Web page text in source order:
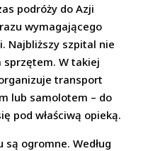
podróży do Azji
wymagającego
Najbliższy szpital nie
sprzętem. W takiej
transport
lub samolotem – do
pod właściwą opieką.
ogromne. Według